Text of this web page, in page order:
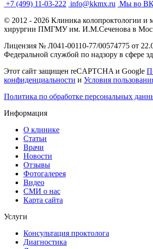
+7 (499) 11-03-222 info@kkmx.ru Мы во
© 2012 - 2026 Клиника колопроктологии и
хирургии ПМГМУ им. И.М.Сеченова в
Лицензия № Л041-00110-77/00574775 от
Федеральной службой по надзору в сфере
Этот сайт защищен reCAPTCHA и Google
конфиденциальности и Условия
Политика по обработке персональных
Информация
О клинике
Статьи
Врачи
Новости
Отзывы
Фотогалерея
Видео
СМИ о нас
Карта сайта
Услуги
Консультация проктолога
Диагностика